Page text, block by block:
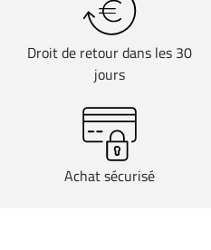
Droit de retour dans les 30
jours
Achat sécurisé